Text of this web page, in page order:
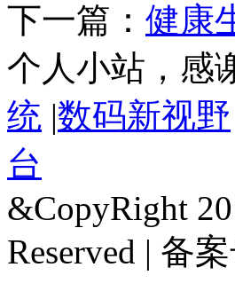
下一篇： 健康
个人小站，感
统 |数码新视野
台
&CopyRight
Reserved | 备